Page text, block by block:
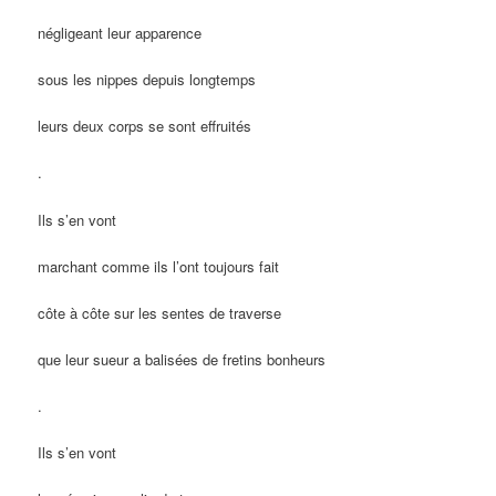
négligeant leur apparence
sous les nippes depuis longtemps
leurs deux corps se sont effruités
.
Ils s’en vont
marchant comme ils l’ont toujours fait
côte à côte sur les sentes de traverse
que leur sueur a balisées de fretins bonheurs
.
Ils s’en vont